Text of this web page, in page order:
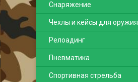
Снаряжение
Чехлы и кейсы для оружия
Релоадинг
Пневматика
Спортивная стрельба